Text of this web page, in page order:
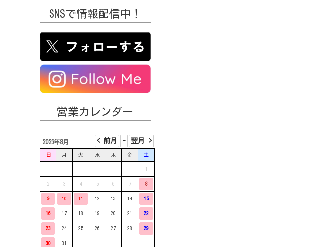
SNSで情報配信中！
営業カレンダー
2026年8月
日 月 火 水 木 金 土
1
2 3 4 5 6 7 8
9 10 11 12 13 14 15
16 17 18 19 20 21 22
23 24 25 26 27 28 29
30 31